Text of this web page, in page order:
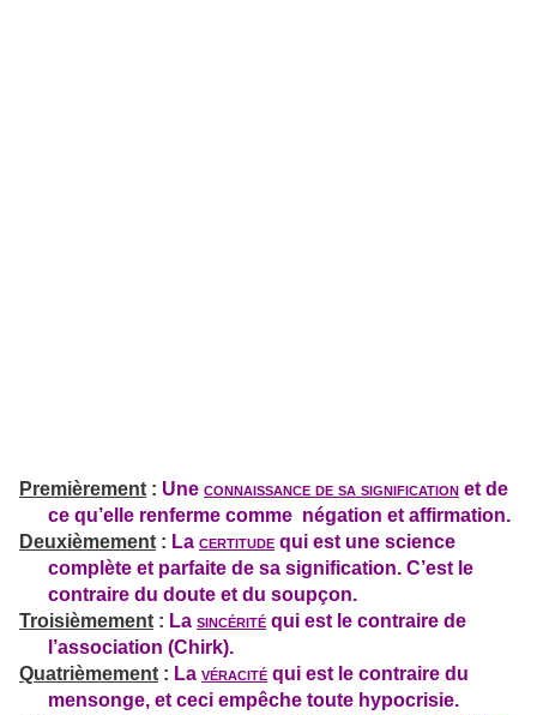
Premièrement : Une connaissance de sa signification et de
ce qu’elle renferme comme négation et affirmation.
Deuxièmement : La certitude qui est une science
complète et parfaite de sa signification. C’est le
contraire du doute et du soupçon.
Troisièmement : La sincérité qui est le contraire de
l’association (Chirk).
Quatrièmement : La véracité qui est le contraire du
mensonge, et ceci empêche toute hypocrisie.